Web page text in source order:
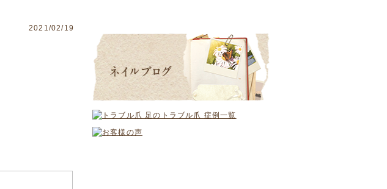
2021/02/19